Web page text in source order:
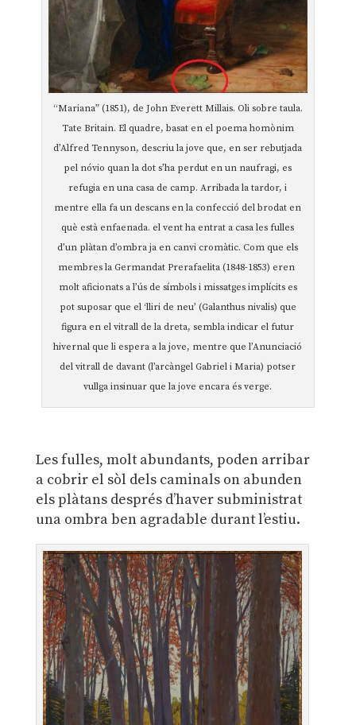
“Mariana” (1851), de John Everett Millais. Oli sobre taula.
Tate Britain. El quadre, basat en el poema homònim
d’Alfred Tennyson, descriu la jove que, en ser rebutjada
pel nóvio quan la dot s’ha perdut en un naufragi, es
refugia en una casa de camp. Arribada la tardor, i
mentre ella fa un descans en la confecció del brodat en
què està enfaenada. el vent ha entrat a casa les fulles
d’un plàtan d’ombra ja en canvi cromàtic. Com que els
membres la Germandat Prerafaelita (1848-1853) eren
molt aficionats a l’ús de símbols i missatges implícits es
pot suposar que el ‘lliri de neu’ (Galanthus nivalis) que
figura en el vitrall de la dreta, sembla indicar el futur
hivernal que li espera a la jove, mentre que l’Anunciació
del vitrall de davant (l’arcàngel Gabriel i Maria) potser
vullga insinuar que la jove encara és verge.
Les fulles, molt abundants, poden arribar
a cobrir el sòl dels caminals on abunden
els plàtans després d’haver subministrat
una ombra ben agradable durant l’estiu.